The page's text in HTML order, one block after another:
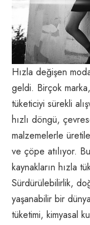
Hızla değişen
geldi. Birçok
tüketiciyi sürekli
hızlı döngü,
malzemelerle
ve çöpe atılıyor.
kaynakların hızla
Sürdürülebilirlik,
yaşanabilir bir
tüketimi, kimyasal